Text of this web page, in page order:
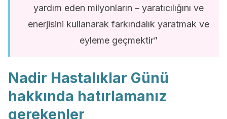
yardım eden milyonların – yaratıcılığını ve
enerjisini kullanarak farkındalık yaratmak ve
eyleme geçmektir”
Nadir Hastalıklar Günü
hakkında hatırlamanız
gerekenler